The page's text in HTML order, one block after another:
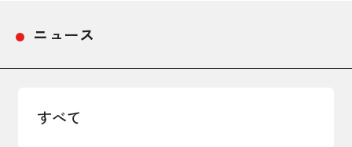
ニュース
すべて